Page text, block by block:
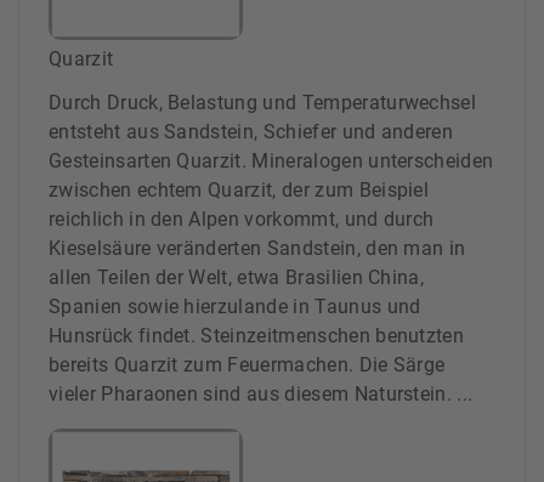
Quarzit
Durch Druck, Belastung und Temperaturwechsel
entsteht aus Sandstein, Schiefer und anderen
Gesteinsarten Quarzit. Mineralogen unterscheiden
zwischen echtem Quarzit, der zum Beispiel
reichlich in den Alpen vorkommt, und durch
Kieselsäure veränderten Sandstein, den man in
allen Teilen der Welt, etwa Brasilien China,
Spanien sowie hierzulande in Taunus und
Hunsrück findet. Steinzeitmenschen benutzten
bereits Quarzit zum Feuermachen. Die Särge
vieler Pharaonen sind aus diesem Naturstein. ...